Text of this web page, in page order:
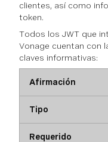
clientes, así como
token.
Todos los JWT que
Vonage cuentan con
claves informativas:
Afirmación
Tipo
Requerido